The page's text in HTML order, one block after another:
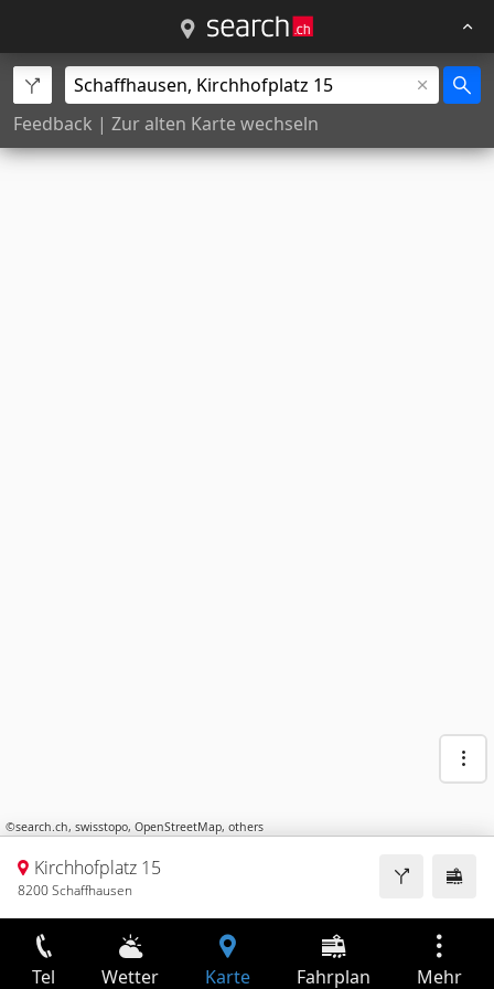
Feedback | Zur alten Karte wechseln
©search.ch, swisstopo, OpenStreetMap, others
Kirchhofplatz 15
8200 Schaffhausen
Tel Wetter Karte Fahrplan Mehr